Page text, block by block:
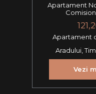
Apartament
Apartament
Aradului,
Vezi